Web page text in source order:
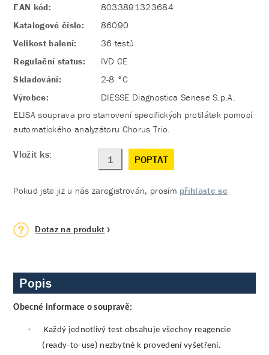
EAN kód:
8033891323684
Katalogové číslo:
86090
Velikost balení:
36 testů
Regulační status:
IVD CE
Skladování:
2-8 °C
Výrobce:
DIESSE Diagnostica Senese S.p.A.
ELISA souprava pro stanovení specifických protilátek pomocí
automatického analyzátoru Chorus Trio.
Vložit ks: POPTAT
Pokud jste již u nás zaregistrován, prosím přihlaste se
Dotaz na produkt
Popis
Obecné informace o soupravě:
·
Každý jednotlivý test obsahuje všechny reagencie
(ready-to-use) nezbytné k provedení vyšetření.